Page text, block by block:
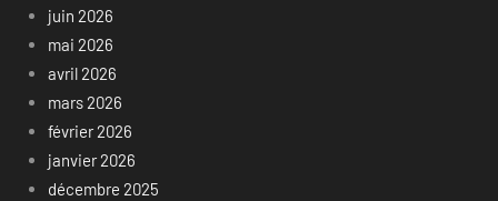
juin 2026
mai 2026
avril 2026
mars 2026
février 2026
janvier 2026
décembre 2025